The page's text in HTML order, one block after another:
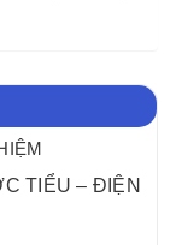
TIỂU – ĐIỆN